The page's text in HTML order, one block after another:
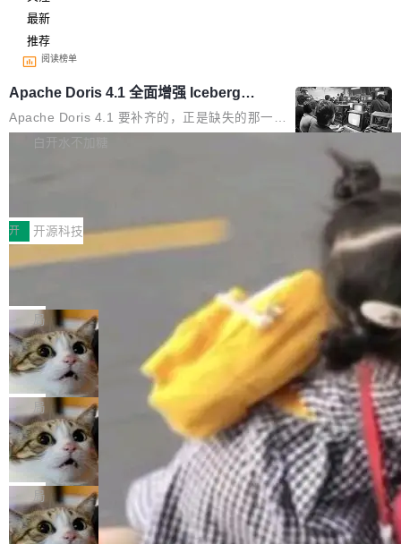
最新
推荐
阅读榜单
Apache Doris 4.1 全面增强 Iceberg：
支持 UPDATE、MERGE INTO 与 Iceb
erg V3
Apache Doris 4.1 要补齐的，正是缺失的那一
半。在已有查询能力的基础上，Doris 进一步支
常维护操作，并完整支持 Iceberg V3 格式。
白开水不加糖
村国家自主创新示范区会议中心开幕。本届大会
由中关村智联软件服务业质量创新联盟主办，以
“智构可信·质创未来——AI原生时代的质量新范
式”为主题，直面AI从实验室走向规模化产业落地
的核心质量命题。会上，《2026智能研发生产力
工具选型手册》发布，Testin云测的Testin XAge
nt智能测试系统入选AI测试领域代表产品。对CI
O而言，这提示了一个转变：AI测试正在从效率
工具升级为企业的质量基础设施。 CIO面对的新
现实 过去两年，CIO们的焦虑清单上多了两项：
一是如何让大模型和智能体应用安全地从PoC走
向生产，二是如何让测试团队跟得上AI应用...
开 开源科技
让非法状态不可表示：一篇关于 ADT
有一种东西，一旦用过就回不去了。Alex Fedos
eev 管它叫"软件设计的基石"。 他说的东西不新
鲜——代数数据类型（ADT），尤其是和类型
（sum type）。但他说清楚了一件事：这不是类
型系统的学术体操，是日常编码的思维方式。 文
章从一个简单的例子切入。一个网站的深色主题
设置，如果用布尔值 + 可空字段来表示——bool
ean 表示是否可切换，nullable 的默认模式、浅
色方案、深色方案——会产生大量无意义的组
合。方案缺了、配置冲突了、全 null 了。要知道
哪些组合有效，作者说，你得靠"文档、校验、或
者部落知识"。 换个写法。Rust 的 enum，两个
局
Cloudflare 开源内部企业 AI 平台 Clou
dflare OS
Cloudflare 发布了一个开源项目 Cloudflare O
S。如果你只看官方博客，你会觉得这是又一
个"AI 知识库 + 聊天机器人"——每个大厂都在
做，没什么新鲜的。 但 Kenton Varda 在 Twitte
r 上把事情说清楚了： 今天我们发布了 Cloudfla
re OS，一个带连接器的聊天机器人，跟其他所
有科技公司做的一样。只不过，实际上它不一
样。这是 Sandstorm.io 的重制版，我十年前的
局
Deno 团队开源 Celld，可自托管的分
布式 Durable Objects
Ryan Dahl 领导的 Deno 团队推出了最新开源项
目 Celld，一个能在自己机器上运行 Cloudflare
Workers 和 Durable Objects 的守护进程。 设
计思路很直接：每个对象是一个独立的 SQLite
局
鲁大师7月新机性能/流畅/AI榜：vivo夺